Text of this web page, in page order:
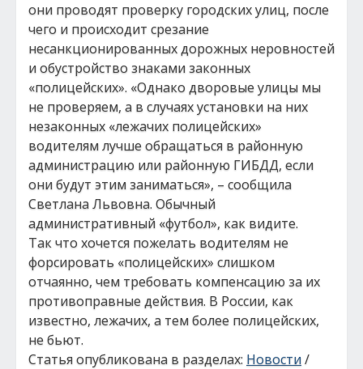
они проводят проверку городских улиц, после
чего и происходит срезание
несанкционированных дорожных неровностей
и обустройство знаками законных
«полицейских». «Однако дворовые улицы мы
не проверяем, а в случаях установки на них
незаконных «лежачих полицейских»
водителям лучше обращаться в районную
администрацию или районную ГИБДД, если
они будут этим заниматься», – сообщила
Светлана Львовна. Обычный
административный «футбол», как видите.
Так что хочется пожелать водителям не
форсировать «полицейских» слишком
отчаянно, чем требовать компенсацию за их
противоправные действия. В России, как
известно, лежачих, а тем более полицейских,
не бьют.
Статья опубликована в разделах: Новости/